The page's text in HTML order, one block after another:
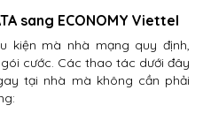
sang ECONOMY Viettel
kiện mà nhà mạng quy định,
cước. Các thao tác dưới đây
tại nhà mà không cần phải